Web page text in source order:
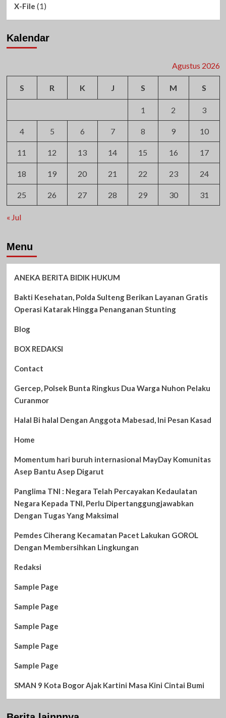
X-File (1)
Kalendar
Agustus 2026
S R K J S M S
1 2 3
4 5 6 7 8 9 10
11 12 13 14 15 16 17
18 19 20 21 22 23 24
25 26 27 28 29 30 31
« Jul
Menu
ANEKA BERITA BIDIK HUKUM
Bakti Kesehatan, Polda Sulteng Berikan Layanan Gratis
Operasi Katarak Hingga Penanganan Stunting
Blog
BOX REDAKSI
Contact
Gercep, Polsek Bunta Ringkus Dua Warga Nuhon Pelaku
Curanmor
Halal Bi halal Dengan Anggota Mabesad, Ini Pesan Kasad
Home
Momentum hari buruh internasional MayDay Komunitas
Asep Bantu Asep Digarut
Panglima TNI : Negara Telah Percayakan Kedaulatan
Negara Kepada TNI, Perlu Dipertanggungjawabkan
Dengan Tugas Yang Maksimal
Pemdes Ciherang Kecamatan Pacet Lakukan GOROL
Dengan Membersihkan Lingkungan
Redaksi
Sample Page
Sample Page
Sample Page
Sample Page
Sample Page
SMAN 9 Kota Bogor Ajak Kartini Masa Kini Cintai Bumi